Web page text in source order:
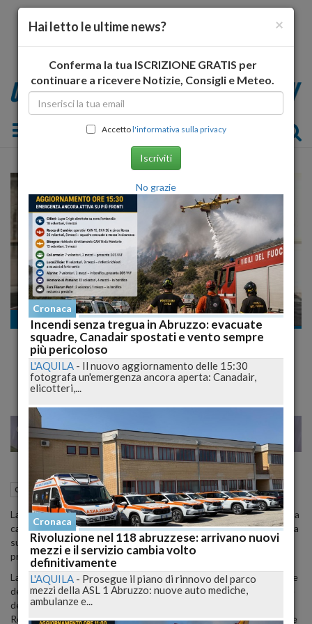
Toggle navigation
Cronaca
Inchiesta Il Vate, la procura chiede rinvio a
giudizio per De Fanis e Zingariello
MILANO 26 35
Cronaca Pescara (PE) 03 Marzo 2015 17:03
La procura di Pescara ha presentato la richiesta di rinvio a giudizio a
carico dell'ex assessore regionale alla cultura, Luigi De Fanis, e della
sua ex segretaria, Lucia Zingariello, nell'ambito dell'inchiesta su
presunte tangenti e cultura, denominata "Il Vate".
La richiesta riguarda anche Ermanno Falone, rappresentante legale
dell'associazione "Abruzzo Antico"; Rosa Giammarco, responsabile
dell'Agenzia per la Promozione Culturale della Regione Abruzzo;
Rocco Masci, 47 anni, originario di Ripa Teatina (Chieti), presidente
×
Hai letto le ultime news?
Conferma la tua ISCRIZIONE GRATIS per
continuare a ricevere Notizie, Consigli e Meteo.
Accettol'informativa sulla privacy
Iscriviti
No grazie
Cronaca
Incendi senza tregua in Abruzzo: evacuate
squadre, Canadair spostati e vento sempre
più pericoloso
L'AQUILA - Il nuovo aggiornamento delle 15:30
fotografa un'emergenza ancora aperta: Canadair,
elicotteri,...
Cronaca
Rivoluzione nel 118 abruzzese: arrivano nuovi
mezzi e il servizio cambia volto
definitivamente
L'AQUILA - Prosegue il piano di rinnovo del parco
mezzi della ASL 1 Abruzzo: nuove auto mediche,
ambulanze e...